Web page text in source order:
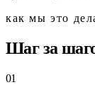
как мы это
Шаг за
01